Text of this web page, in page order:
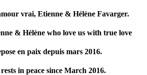
vrai, Etienne & Hélène Favarger.
& Hélène who love us with true love
en paix depuis mars 2016.
in peace since March 2016.